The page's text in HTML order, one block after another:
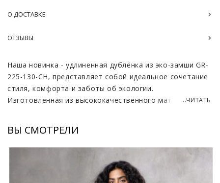
О ДОСТАВКЕ
ОТЗЫВЫ
Наша новинка - удлиненная дублёнка из эко-замши GR-
225-130-CH, представляет собой идеальное сочетание
стиля, комфорта и заботы об экологии.
Изготовленная из высококачественного материала,
свойства. Утеплитель из экомеха, состоящий на 80%
из натуральной шерсти и 20% эластана, обеспечивает
надежную защиту от холода, сохраняя тепло и
создавая приятные ощущения при носке.
...ЧИТАТЬ
ВЫ СМОТРЕЛИ